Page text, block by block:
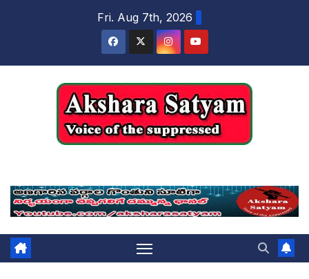
Fri. Aug 7th, 2026